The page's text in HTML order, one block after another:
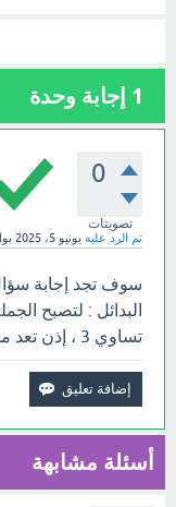
1 إجابة وحدة
0
تصويتات
تم الرد عليه يونيو 5، 2025
سوف تجد إجابة
تساوي 3 ، إذن تعد محتويات المعدة بالأعلى.
أسئلة مشابهة